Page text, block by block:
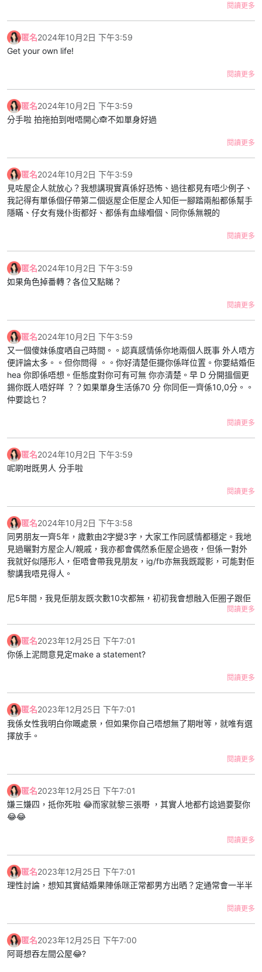
閱讀更多
匿名2024年10月2日 下午3:59
Get your own life!
閱讀更多
匿名2024年10月2日 下午3:59
分手啦 拍拖拍到咁唔開心🙈不如單身好過
閱讀更多
匿名2024年10月2日 下午3:59
見咗屋企人就放心？我想講現實真係好恐怖、過往都見有唔少例子、
我記得有單係個仔帶第二個返屋企佢屋企人知佢一腳踏兩船都係幫手
隱瞞、仔女有幾仆街都好、都係有血緣嗰個、同你係無親的
閱讀更多
匿名2024年10月2日 下午3:59
如果角色掉番轉？各位又點睇？
閱讀更多
匿名2024年10月2日 下午3:59
又一個傻妹係度哂自己時間。。認真感情係你地兩個人既事 外人唔方
便評論太多。。但你問得 。。你好清楚佢擺你係咩位置。你要結婚佢
hea 你即係唔想。佢態度對你可有可無 你亦清楚。早 D 分開搵個更
錫你既人唔好咩 ？？如果單身生活係70 分 你同佢一齊係10,0分。。
仲要諗乜？
閱讀更多
匿名2024年10月2日 下午3:59
呢啲咁既男人 分手啦
閱讀更多
匿名2024年10月2日 下午3:58
同男朋友一齊5年，歲數由2字變3字，大家工作同感情都穩定。我地
見過曬對方屋企人/親戚，我亦都會偶然系佢屋企過夜，但係一對外
我就好似隱形人，佢唔會帶我見朋友，ig/fb亦無我既蹤影，可能對佢
黎講我唔見得人。
尼5年間，我見佢朋友既次數10次都無，初初我會想融入佢圈子跟佢
去玩。我雖然唔係外向，但自問有禮貌唔失禮，我個次跟佢去飲嘢，
佢夜晚1點幾就送左我走，之後就叫我以後唔好去，佢話朋友唔熟尷
尬。第一次見唔熟好正常，但係佢直接落閘令我唔好受。
另外佢亦都會約朋友系屋企食飯/賭錢。同樣頭幾次我都有份，我亦
會招呼客人。但係幾次後佢會直接同我講約左朋友黎，叫我唔好搵
佢。我同佢講我想識佢啲朋友，佢答我話唔岩玩無謂尷尬。又一次我
比佢拒絕。
我自己覺得為左日後生活和諧啲互相融入對方圈子在所難免，至少可
以多個共同話題。我有邀請過佢見我朋友，佢會配合，但係只係出現
我地fb/ig系兩年前呃交後隱藏左所有合照，個次係分手邊緣，但係我
地唔捨得對方又一齊返。但個次之後我就系男朋友既社交媒體
account消失左，我會keep住大事大節/拍拖時post下相，但係佢對
外就表現到自己好似單身咁，其他人見到可能都覺得佢係available。
有人會同我講：「見曬屋企人唔使擔心啦」但係我知道系佢唔在意屋
企人目光，我有同佢傾過日後結婚，每次佢都會hea我，又話男人要
拼搏下，又話咁早結婚無意思依家拍拖幾好。我同佢拍拖既方式就係
去拍下拖。但佢玩既時候我要消失，我亦都唔問得。我搞唔清之後條
路點行，當想像到10年之後我都係唔見得光，我唔知係咪依家就要分
閱讀更多
匿名2023年12月25日 下午7:01
你係上泥問意見定make a statement?
閱讀更多
匿名2023年12月25日 下午7:01
我係女性我明白你嘅處景，但如果你自己唔想無了期咁等，就唯有選
擇放手。
閱讀更多
匿名2023年12月25日 下午7:01
嫌三嫌四，抵你死啦 😂而家就黎三張嘢 ，其實人地都冇諗過要娶你
😂😂
閱讀更多
匿名2023年12月25日 下午7:01
理性討論，想知其實結婚果陣係咪正常都男方出晒？定通常會一半半
閱讀更多
匿名2023年12月25日 下午7:00
阿哥想吞左間公屋😂?